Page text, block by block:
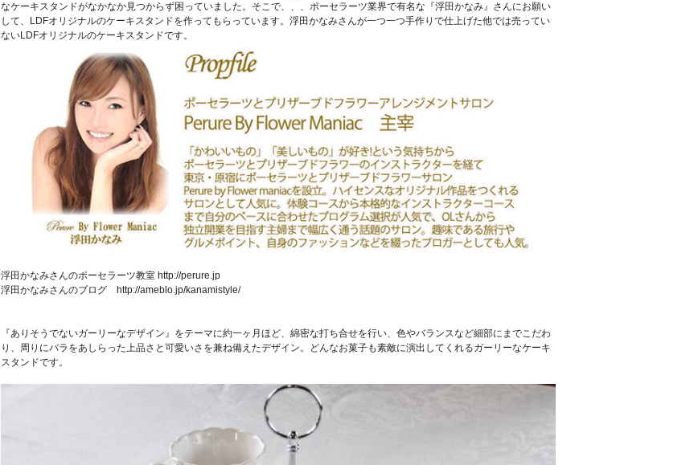
なケーキスタンドがなかなか見つからず困っていました。そこで、、、ポーセラーツ業界で有名な『浮田かなみ』さんにお願い
して、LDFオリジナルのケーキスタンドを作ってもらっています。浮田かなみさんが一つ一つ手作りで仕上げた他では売ってい
ないLDFオリジナルのケーキスタンドです。
浮田かなみさんのポーセラーツ教室 http://perure.jp
浮田かなみさんのブログ http://ameblo.jp/kanamistyle/
『ありそうでないガーリーなデザイン』をテーマに約一ヶ月ほど、綿密な打ち合せを行い、色やバランスなど細部にまでこだわ
り、周りにバラをあしらった上品さと可愛いさを兼ね備えたデザイン。どんなお菓子も素敵に演出してくれるガーリーなケーキ
スタンドです。